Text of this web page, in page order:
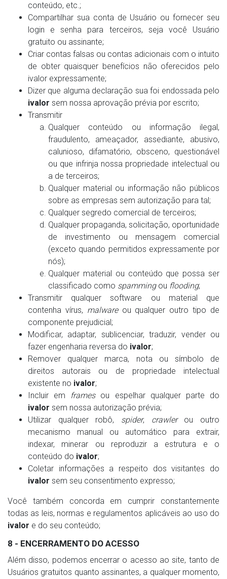
conteúdo, etc.;
Compartilhar sua conta de Usuário ou fornecer seu
login e senha para terceiros, seja você Usuário
gratuito ou assinante;
Criar contas falsas ou contas adicionais com o intuito
de obter quaisquer benefícios não oferecidos pelo
ivalor expressamente;
Dizer que alguma declaração sua foi endossada pelo
ivalor sem nossa aprovação prévia por escrito;
Transmitir
Qualquer conteúdo ou informação ilegal,
fraudulento, ameaçador, assediante, abusivo,
calunioso, difamatório, obsceno, questionável
ou que infrinja nossa propriedade intelectual ou
a de terceiros;
Qualquer material ou informação não públicos
sobre as empresas sem autorização para tal;
Qualquer segredo comercial de terceiros;
Qualquer propaganda, solicitação, oportunidade
de investimento ou mensagem comercial
(exceto quando permitidos expressamente por
nós);
Qualquer material ou conteúdo que possa ser
classificado como spammingou flooding;
Transmitir qualquer software ou material que
contenha vírus, malwareou qualquer outro tipo de
componente prejudicial;
Modificar, adaptar, sublicenciar, traduzir, vender ou
fazer engenharia reversa do ivalor;
Remover qualquer marca, nota ou símbolo de
direitos autorais ou de propriedade intelectual
existente no ivalor;
Incluir em framesou espelhar qualquer parte do
ivalor sem nossa autorização prévia;
Utilizar qualquer robô, spider, crawlerou outro
mecanismo manual ou automático para extrair,
indexar, minerar ou reproduzir a estrutura e o
conteúdo do ivalor;
Coletar informações a respeito dos visitantes do
ivalor sem seu consentimento expresso;
Você também concorda em cumprir constantemente
todas as leis, normas e regulamentos aplicáveis ao uso do
ivalor e do seu conteúdo;
8 - ENCERRAMENTO DO ACESSO
Além disso, podemos encerrar o acesso ao site, tanto de
Usuários gratuitos quanto assinantes, a qualquer momento,